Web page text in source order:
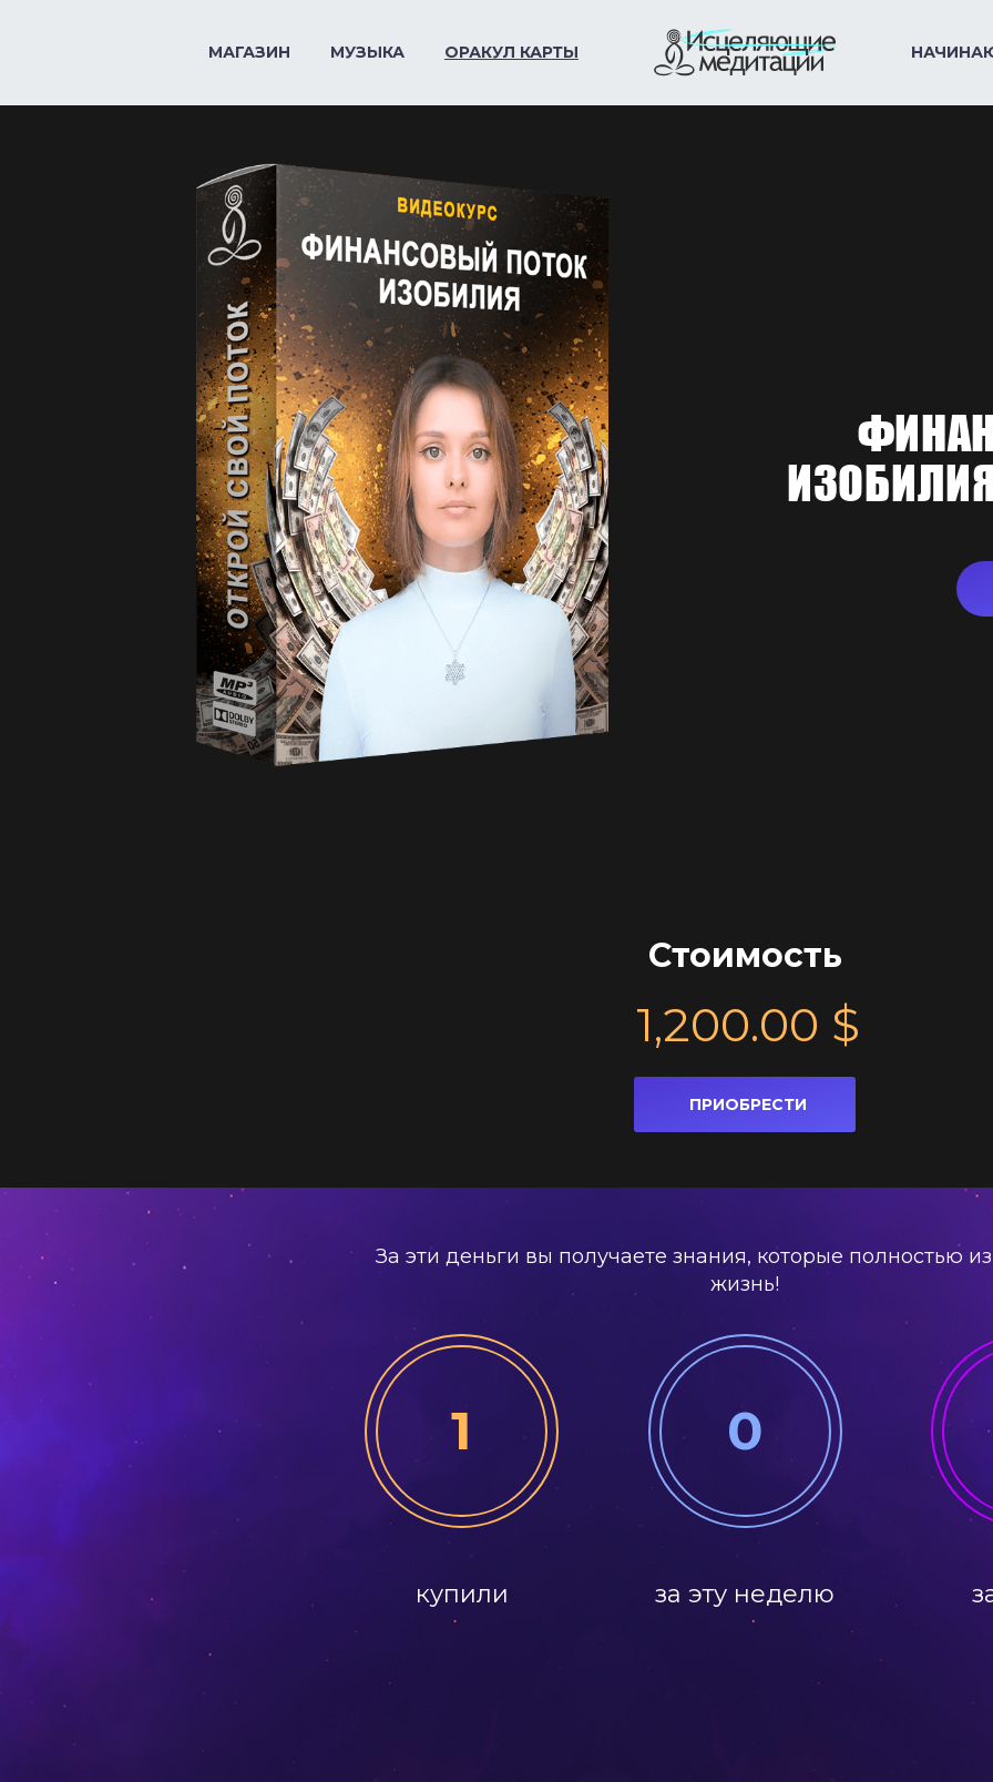
МАГАЗИН МУЗЫКА ОРАКУЛ КАРТЫ
Стоимость
1,200.00 $
ПРИОБРЕСТИ
За эти деньги вы получаете знания, которые полностью
жизнь!
1
купили
0
за эту неделю